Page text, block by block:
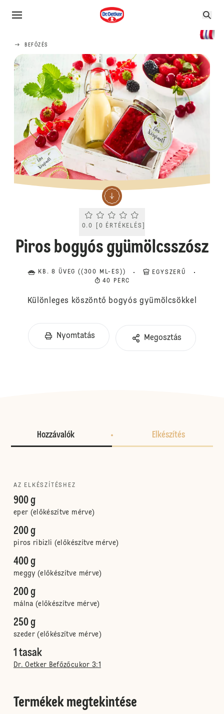
BEFŐZÉS
Current rating 0.0. Click to rate.
0.0 0 ÉRTÉKELÉS
Piros bogyós gyümölcsszósz
KB. 8 ÜVEG ((300 ML-ES))
EGYSZERŰ
40 PERC
Különleges köszöntő bogyós gyümölcsökkel
Nyomtatás Megosztás
Hozzávalók Elkészítés
AZ ELKÉSZÍTÉSHEZ
900 g
eper (előkészítve mérve)
200 g
piros ribizli (előkészítve mérve)
400 g
meggy (előkészítve mérve)
200 g
málna (előkészítve mérve)
250 g
szeder (előkészítve mérve)
1 tasak
Dr. Oetker Befőzőcukor 3:1
Termékek megtekintése